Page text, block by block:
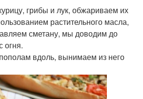
грибы и лук, обжариваем их
растительного масла,
сметану, мы доводим до
огня.
вдоль, вынимаем из него